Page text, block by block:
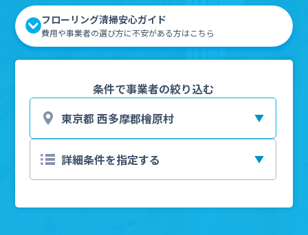
フローリング清掃安心ガイド
費用や事業者の選び方に不安がある方はこちら
条件で事業者の絞り込む